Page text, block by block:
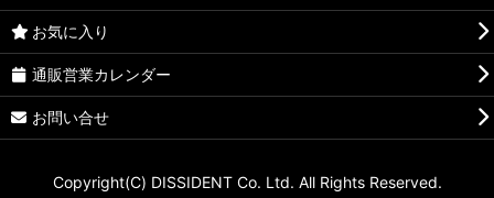
お気に入り
通販営業カレンダー
お問い合せ
Copyright(C) DISSIDENT Co. Ltd. All Rights Reserved.